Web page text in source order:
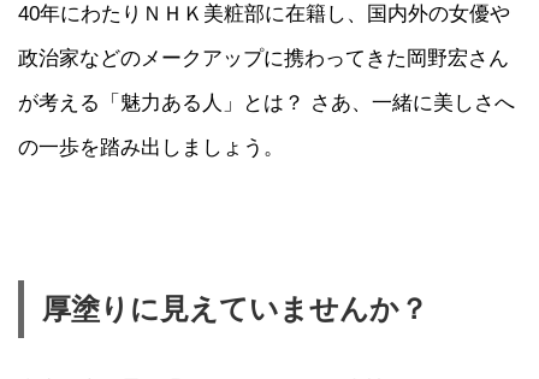
40年にわたりＮＨＫ美粧部に在籍し、国内外の女優や
政治家などのメークアップに携わってきた岡野宏さん
が考える「魅力ある人」とは？ さあ、一緒に美しさへ
の一歩を踏み出しましょう。
厚塗りに見えていませんか？